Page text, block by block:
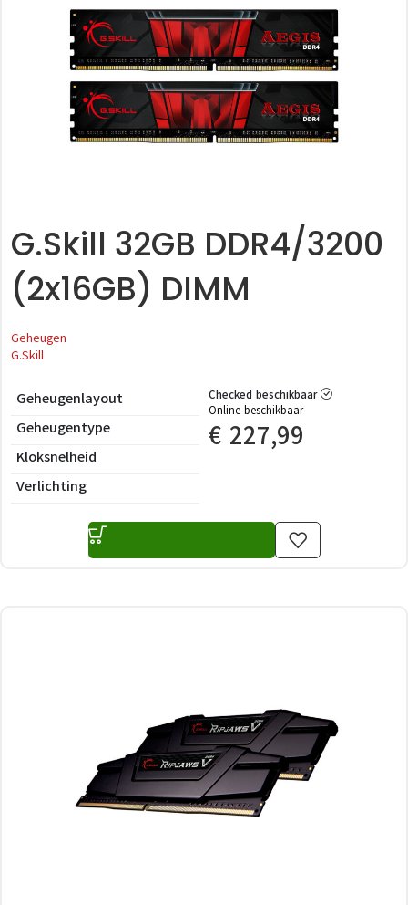
G.Skill 32GB DDR4/3200
(2x16GB) DIMM
Geheugen
G.Skill
Geheugenlayout
Geheugentype
Kloksnelheid
Verlichting
Checked beschikbaar
Online beschikbaar
€ 227,99